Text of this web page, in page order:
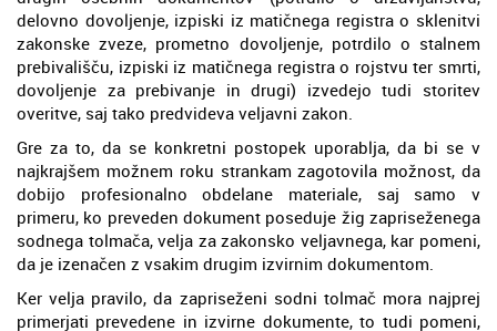
delovno dovoljenje, izpiski iz matičnega registra o sklenitvi
zakonske zveze, prometno dovoljenje, potrdilo o stalnem
prebivališču, izpiski iz matičnega registra o rojstvu ter smrti,
dovoljenje za prebivanje in drugi) izvedejo tudi storitev
overitve, saj tako predvideva veljavni zakon.
Gre za to, da se konkretni postopek uporablja, da bi se v
najkrajšem možnem roku strankam zagotovila možnost, da
dobijo profesionalno obdelane materiale, saj samo v
primeru, ko preveden dokument poseduje žig zapriseženega
sodnega tolmača, velja za zakonsko veljavnega, kar pomeni,
da je izenačen z vsakim drugim izvirnim dokumentom.
Ker velja pravilo, da zapriseženi sodni tolmač mora najprej
primerjati prevedene in izvirne dokumente, to tudi pomeni,